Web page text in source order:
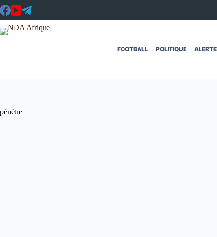
Passer
au
contenu
FOOTBALL POLITIQUE ALERTE
pénètre